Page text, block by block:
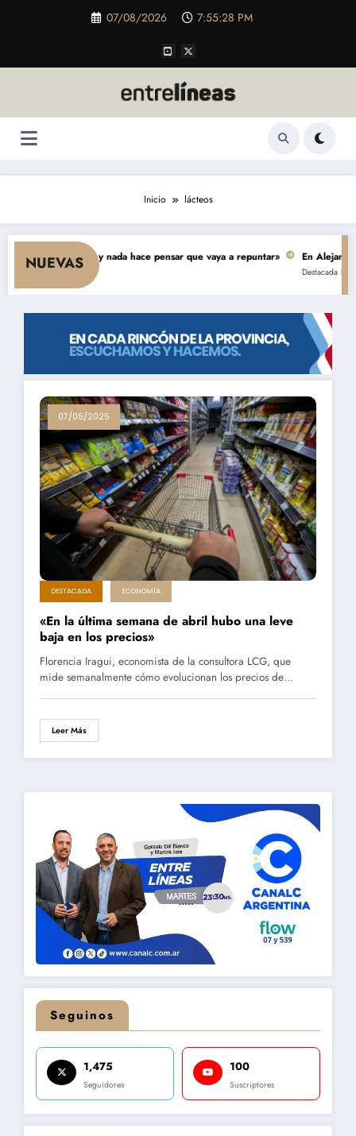
07/08/2026 7:55:28 PM
Inicio lácteos
NUEVAS
el consumo y nada hace pensar que vaya a repuntar» En Alejandro,
Destacada Política
07/05/2025
DESTACADA ECONOMÍA
«En la última semana de abril hubo una leve
baja en los precios»
Florencia Iragui, economista de la consultora LCG, que
mide semanalmente cómo evolucionan los precios de…
Leer Más
Seguinos
1,475
Seguidores
100
Suscriptores